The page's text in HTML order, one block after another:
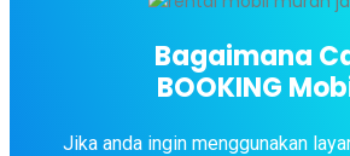
Bagaimana
BOOKING
Jika anda ingin menggunakan